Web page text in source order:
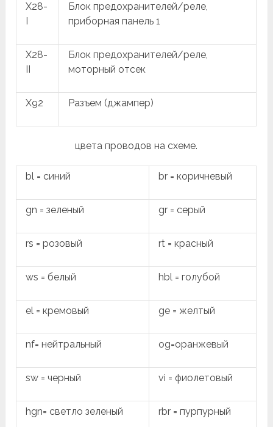
X28-
Блок предохранителей/реле,
приборная панель 1
X28-
Блок предохранителей/реле,
моторный отсек
X92 Разъем (джампер)
цвета проводов на схеме.
bl = синий br = коричневый
gn = зеленый gr = серый
rs = розовый rt = красный
ws = белый hbl = голубой
el = кремовый ge = желтый
nf= нейтральный og=оранжевый
sw = черный vi = фиолетовый
hgn= светло зеленый rbr = пурпурный